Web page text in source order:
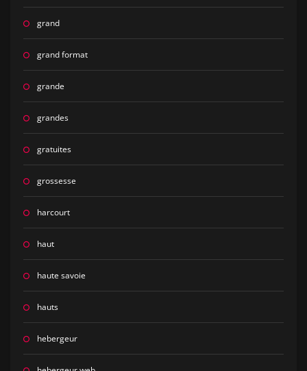
grand
grand format
grande
grandes
gratuites
grossesse
harcourt
haut
haute savoie
hauts
hebergeur